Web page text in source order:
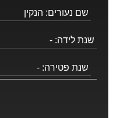
שם נעורים: הנקין
שנת לידה: -
שנת פטירה: -